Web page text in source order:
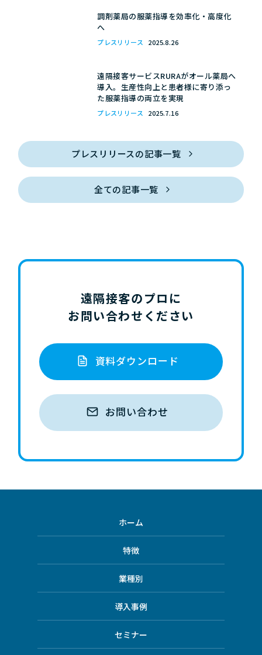
調剤薬局の服薬指導を効率化・高度化
へ
プレスリリース 2025.8.26
遠隔接客サービスRURAがオール薬局へ
導入。生産性向上と患者様に寄り添っ
た服薬指導の両立を実現
プレスリリース 2025.7.16
プレスリリースの記事一覧
全ての記事一覧
遠隔接客のプロに
お問い合わせください
資料ダウンロード
お問い合わせ
ホーム
特徴
業種別
導入事例
セミナー